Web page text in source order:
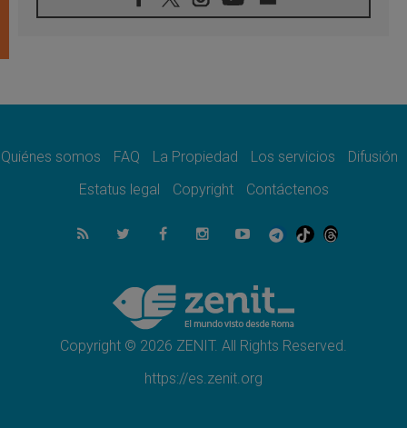
En Colombia, «la paz no se compra con una
08.08.2026
08.08.2026
del Buen Consejo de Genazzano
Filipinas: el Vicariato Apostólico de Calapán
se convierte en diócesis
Honduras: Los desplazados invisibles de una
crisis olvidada
Quiénes somos FAQ La Propiedad Los servicios
Difusión
Estatus legal
Copyright Contáctenos
Copyright © 2026 ZENIT. All Rights Reserved.
https://es.zenit.org